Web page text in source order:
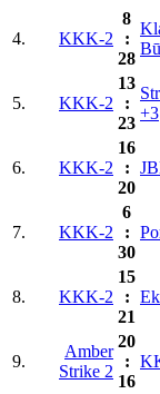
4. KKK-2
8
:
28
5. KKK-2
13
:
23
+3
6. KKK-2
16
:
20
7. KKK-2
6
:
30
8. KKK-2
15
:
21
9.
Amber
Strike 2
20
:
16